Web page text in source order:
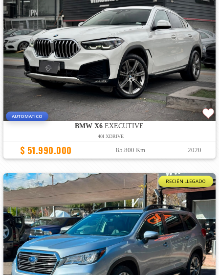
AUTOMATICO
BMW X6 EXECUTIVE
40I XDRIVE
$ 51.990.000 85.800 Km 2020
RECIÉN LLEGADO